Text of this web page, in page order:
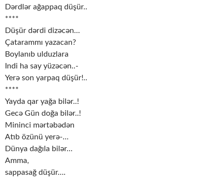
Dərdlər ağappaq düşür..
****
Düşür dərdi dizəcən…
Çatarammı yazacan?
Boylanıb ulduzlara
Indi ha say yüzəcən..-
Yerə son yarpaq düşür!..
****
Yayda qar yağa bilər..!
Gecə Gün doğa bilər..!
Mininci mərtəbədən
Atıb özünü yerə-…
Dünya dağıla bilər…
Amma,
sappasağ düşür….